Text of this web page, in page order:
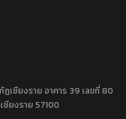
ฏเชียงราย อาคาร 39 เลขที่ 80
ชียงราย 57100